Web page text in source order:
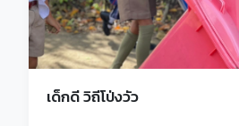
เด็กดี วิถีโป่งวัว